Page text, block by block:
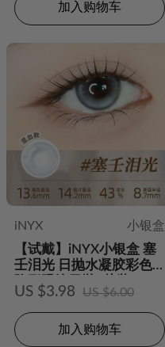
加入购物车
iNYX
小银盒
【试戴】iNYX小银盒 塞
壬泪光 日抛水凝胶彩色
隐形眼镜日抛2片装
US $3.98 US $6.00
加入购物车